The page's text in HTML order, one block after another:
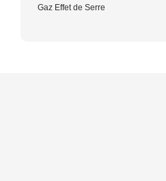
Gaz Effet de Serre